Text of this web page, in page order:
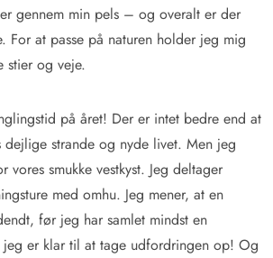
gennem min pels – og overalt er der
For at passe på naturen holder jeg mig
og veje.
på året! Der er intet bedre end at
strande og nyde livet. Men jeg
vores smukke vestkyst. Jeg deltager
med omhu. Jeg mener, at en
før jeg har samlet mindst en
er klar til at tage udfordringen op! Og